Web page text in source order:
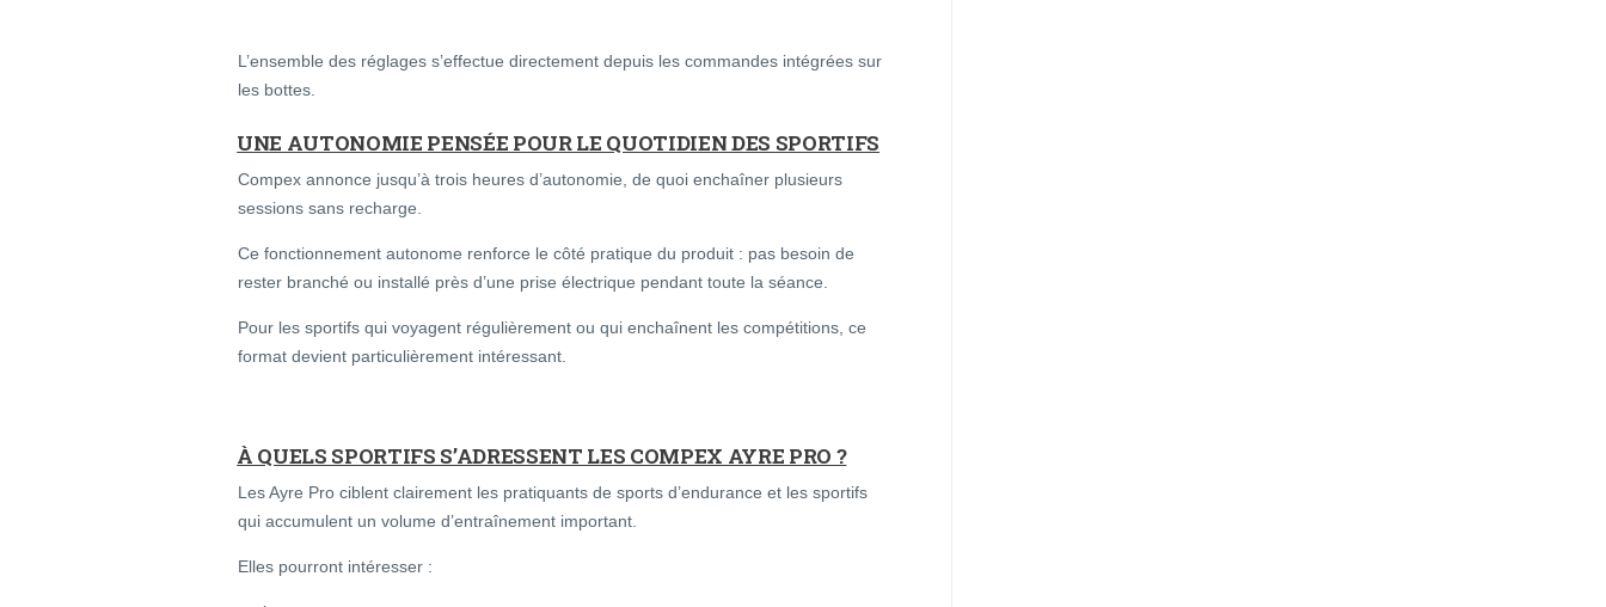
L’ensemble des réglages s’effectue directement depuis les commandes intégrées sur
les bottes.
UNE AUTONOMIE PENSÉE POUR LE QUOTIDIEN DES SPORTIFS
Compex annonce jusqu’à trois heures d’autonomie, de quoi enchaîner plusieurs
sessions sans recharge.
Ce fonctionnement autonome renforce le côté pratique du produit : pas besoin de
rester branché ou installé près d’une prise électrique pendant toute la séance.
Pour les sportifs qui voyagent régulièrement ou qui enchaînent les compétitions, ce
format devient particulièrement intéressant.
À QUELS SPORTIFS S’ADRESSENT LES COMPEX AYRE PRO ?
Les Ayre Pro ciblent clairement les pratiquants de sports d’endurance et les sportifs
qui accumulent un volume d’entraînement important.
Elles pourront intéresser :